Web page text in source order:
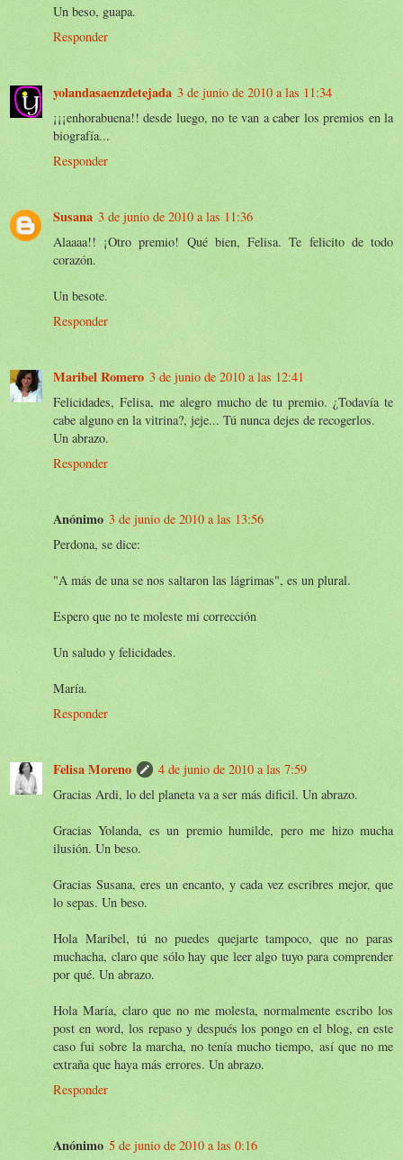
Un beso, guapa.
Responder
yolandasaenzdetejada 3 de junio de 2010 a las 11:34
¡¡¡enhorabuena!! desde luego, no te van a caber los premios en la
biografía...
Responder
Susana 3 de junio de 2010 a las 11:36
Alaaaa!! ¡Otro premio! Qué bien, Felisa. Te felicito de todo
corazón.
Un besote.
Responder
Maribel Romero 3 de junio de 2010 a las 12:41
Felicidades, Felisa, me alegro mucho de tu premio. ¿Todavía te
cabe alguno en la vitrina?, jeje... Tú nunca dejes de recogerlos.
Un abrazo.
Responder
Anónimo 3 de junio de 2010 a las 13:56
Perdona, se dice:
"A más de una se nos saltaron las lágrimas", es un plural.
Espero que no te moleste mi corrección
Un saludo y felicidades.
María.
Responder
Felisa Moreno
4 de junio de 2010 a las 7:59
Gracias Ardi, lo del planeta va a ser más dificil. Un abrazo.
Gracias Yolanda, es un premio humilde, pero me hizo mucha
ilusión. Un beso.
Gracias Susana, eres un encanto, y cada vez escribres mejor, que
lo sepas. Un beso.
Hola Maribel, tú no puedes quejarte tampoco, que no paras
muchacha, claro que sólo hay que leer algo tuyo para comprender
por qué. Un abrazo.
Hola María, claro que no me molesta, normalmente escribo los
post en word, los repaso y después los pongo en el blog, en este
caso fui sobre la marcha, no tenía mucho tiempo, así que no me
extraña que haya más errores. Un abrazo.
Responder
Anónimo 5 de junio de 2010 a las 0:16